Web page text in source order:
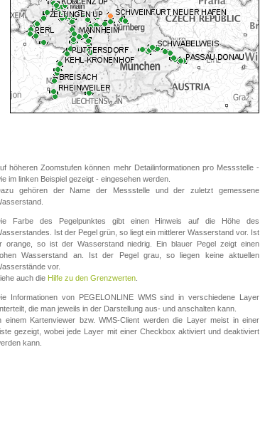
höheren Zoomstufen können mehr Detailinformationen pro Messstelle -
im linken Beispiel gezeigt - eingesehen werden.
gehören der Name der Messstelle und der zuletzt gemessene
Farbe des Pegelpunktes gibt einen Hinweis auf die Höhe des
Ist der Pegel grün, so liegt ein mittlerer Wasserstand vor. Ist
orange, so ist der Wasserstand niedrig. Ein blauer Pegel zeigt einen
Wasserstand an. Ist der Pegel grau, so liegen keine aktuellen
vor.
auch die Hilfe zu den Grenzwerten
Informationen von PEGELONLINE WMS sind in verschiedene Layer
die man jeweils in der Darstellung aus- und anschalten kann.
einem Kartenviewer bzw. WMS-Client werden die Layer meist in einer
gezeigt, wobei jede Layer mit einer Checkbox aktiviert und deaktiviert
kann.